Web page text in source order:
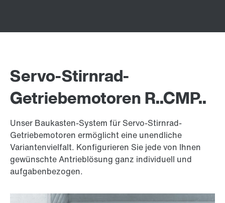
Servo-Stirnrad-
Getriebemotoren R..CMP..
Unser Baukasten-System für Servo-Stirnrad-
Getriebemotoren ermöglicht eine unendliche
Variantenvielfalt. Konfigurieren Sie jede von Ihnen
gewünschte Antrieblösung ganz individuell und
aufgabenbezogen.